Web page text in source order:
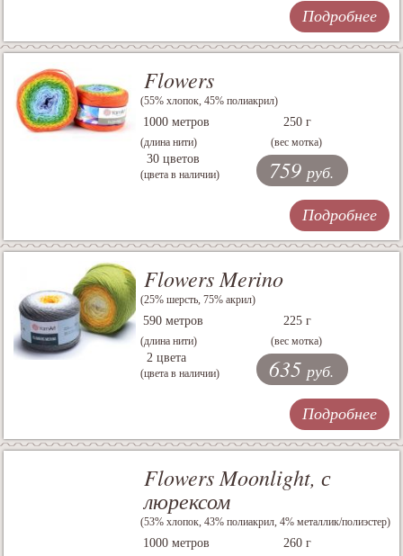
Подробнее
Flowers
(55% хлопок, 45% полиакрил)
1000 метров
(длина нити)
250 г
(вес мотка)
30 цветов
(цвета в наличии) 759руб.
Подробнее
Flowers Merino
(25% шерсть, 75% акрил)
590 метров
(длина нити)
225 г
(вес мотка)
2 цвета
(цвета в наличии) 635руб.
Подробнее
Flowers Moonlight, с
люрексом
(53% хлопок, 43% полиакрил, 4% металлик/полиэстер)
1000 метров 260 г